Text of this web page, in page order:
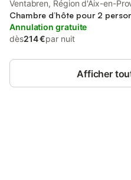
Ventabren, Région d'Aix-en-
Chambre d’hôte pour 2
Annulation gratuite
dès214 €par nuit
Afficher